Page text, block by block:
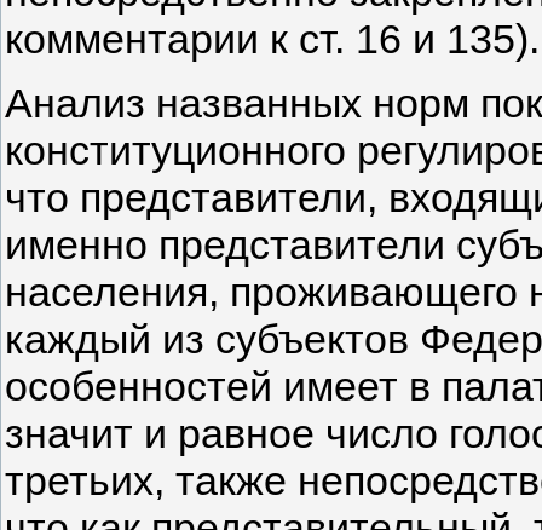
комментарии к ст. 16 и 135).
Анализ названных норм
конституционного
что представители,
именно представители
населения, проживающего
каждый из субъектов
особенностей имеет в
значит и равное число
третьих, также